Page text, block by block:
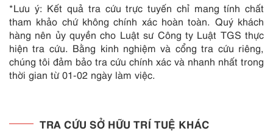
*Lưu ý: Kết quả tra cứu trực tuyến chỉ mang tính chất
tham khảo chứ không chính xác hoàn toàn. Quý khách
hàng nên ủy quyền cho Luật sư Công ty Luật TGS thực
hiện tra cứu. Bằng kinh nghiệm và cổng tra cứu riêng,
chúng tôi đảm bảo tra cứu chính xác và nhanh nhất trong
thời gian từ 01-02 ngày làm việc.
TRA CỨU SỞ HỮU TRÍ TUỆ KHÁC